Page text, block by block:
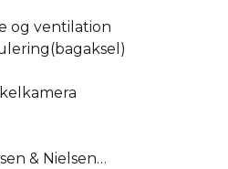
og ventilation
& Nielsen…